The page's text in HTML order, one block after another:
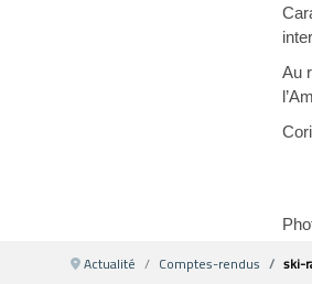
Au
Actualité Comptes-rendus ski-